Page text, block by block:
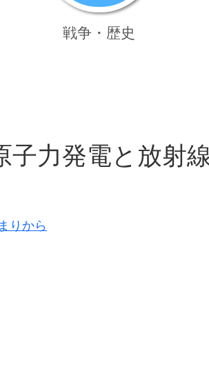
ド7級の直下地震が起こり得るこ
という理由でM6.5までしか考慮し
外の大地震に襲われる可能性がある
が同時に損傷する恐れが強く、 多
融という「過酷事故」、さらには
うることは電力会社も原子力安全
では、地震による過酷事故の発生確
の急性および
壊させて、
戦争・歴史
子力発電と放射線
りから